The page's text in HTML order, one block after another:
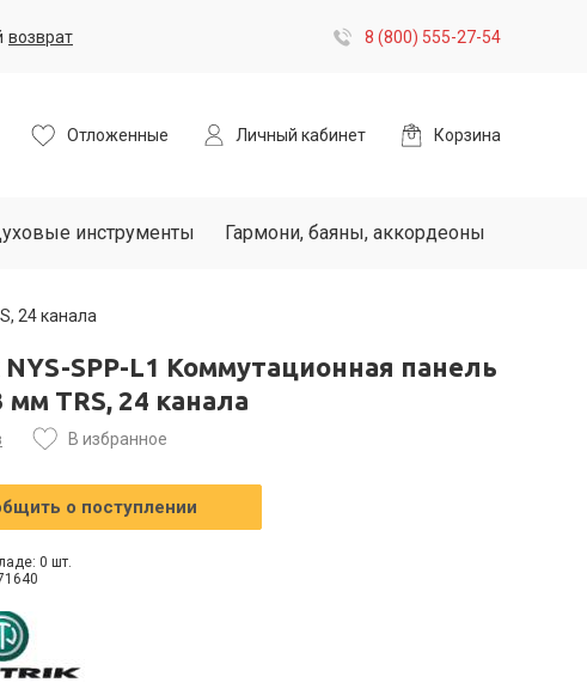
возврат 8 (800) 555-27-54
Отложенные Личный кабинет Корзина
инструменты Гармони, баяны, аккордеоны
24 канала
SPP-L1 Коммутационная панель
мм TRS, 24 канала
В избранное
о поступлении
0 шт.